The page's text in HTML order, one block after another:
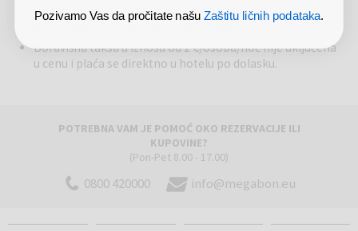
Prijava od 16 do 22 sata, odjava od 8 do 10 sati
Boravišna taksa u iznosu od 2 €/osoba/noć nije uključena
u cenu i plaća se direktno u hotelu po dolasku.
POTREBNA VAM JE POMOĆ OKO REZERVACIJE ILI
KUPOVINE?
(Pon-Pet 8.00 - 17.00)
0800 420000 info@megabon.eu
Pozivamo Vas da pročitate našuZaštitu ličnih podataka.